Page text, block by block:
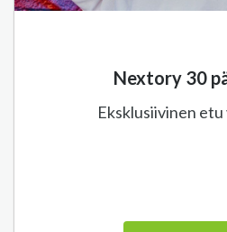
Nextory 30
Eksklusiivinen